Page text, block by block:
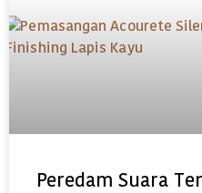
Peredam Suara